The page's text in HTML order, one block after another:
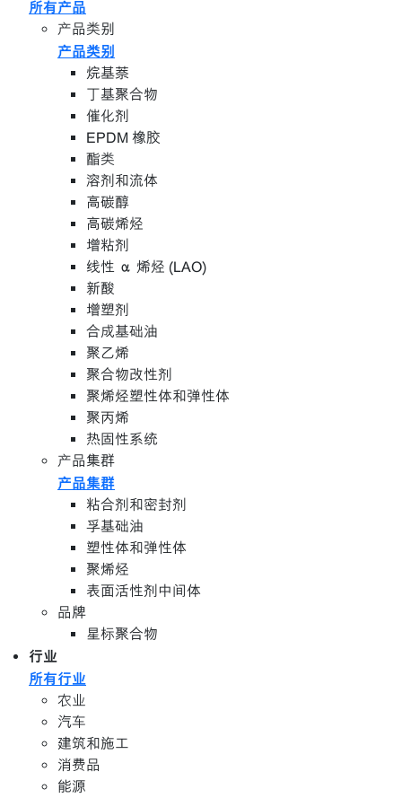
所有产品
产品类别
产品类别
烷基萘
丁基聚合物
催化剂
EPDM 橡胶
酯类
溶剂和流体
高碳醇
高碳烯烃
增粘剂
线性 α 烯烃 (LAO)
新酸
增塑剂
合成基础油
聚乙烯
聚合物改性剂
聚烯烃塑性体和弹性体
聚丙烯
热固性系统
产品集群
产品集群
粘合剂和密封剂
孚基础油
塑性体和弹性体
聚烯烃
表面活性剂中间体
品牌
星标聚合物
行业
所有行业
农业
汽车
建筑和施工
消费品
能源